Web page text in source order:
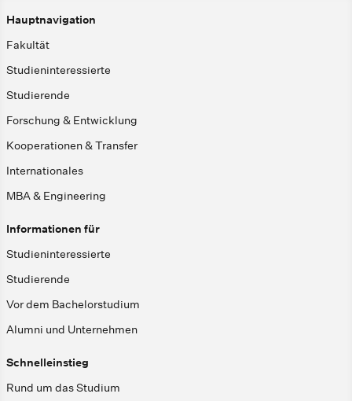
Hauptnavigation
Fakultät
Studieninteressierte
Studierende
Forschung & Entwicklung
Kooperationen & Transfer
Internationales
MBA & Engineering
Informationen für
Studieninteressierte
Studierende
Vor dem Bachelorstudium
Alumni und Unternehmen
Schnelleinstieg
Rund um das Studium